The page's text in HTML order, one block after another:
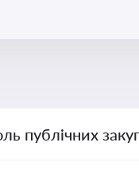
— забезпечити
публічних